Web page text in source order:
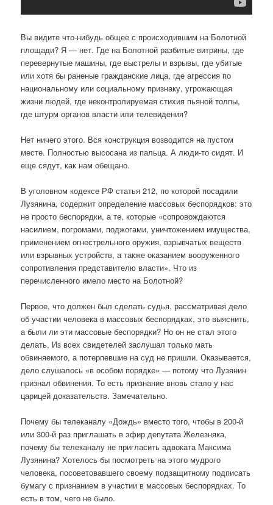
Вы видите что-нибудь общее с происходившим на Болотной
площади? Я — нет. Где на Болотной разбитые витрины, где
перевернутые машины, где выстрелы и взрывы, где убитые
или хотя бы раненые гражданские лица, где агрессия по
национальному или социальному признаку, угрожающая
жизни людей, где неконтролируемая стихия пьяной толпы,
где штурм органов власти или телевидения?
Нет ничего этого. Вся конструкция возводится на пустом
месте. Полностью высосана из пальца. А люди-то сидят. И
еще сядут, как нам обещано.
В уголовном кодексе РФ статья 212, по которой посадили
Лузянина, содержит определение массовых беспорядков: это
не просто беспорядки, а те, которые «сопровождаются
насилием, погромами, поджогами, уничтожением имущества,
применением огнестрельного оружия, взрывчатых веществ
или взрывных устройств, а также оказанием вооруженного
сопротивления представителю власти». Что из
перечисленного имело место на Болотной?
Первое, что должен был сделать судья, рассматривая дело
об участии человека в массовых беспорядках, это выяснить,
а были ли эти массовые беспорядки? Но он не стал этого
делать. Из всех свидетелей заслушал только мать
обвиняемого, а потерпевшие на суд не пришли. Оказывается,
дело слушалось «в особом порядке» — потому что Лузянин
признал обвинения. То есть признание вновь стало у нас
царицей доказательств. Замечательно.
Почему бы телеканалу «Дождь» вместо того, чтобы в 200-й
или 300-й раз приглашать в эфир депутата Железняка,
почему бы телеканалу не пригласить адвоката Максима
Лузянина? Хотелось бы посмотреть на этого мудрого
человека, посоветовавшего своему подзащитному подписать
бумагу с признанием в участии в массовых беспорядках. То
есть в том, чего не было.